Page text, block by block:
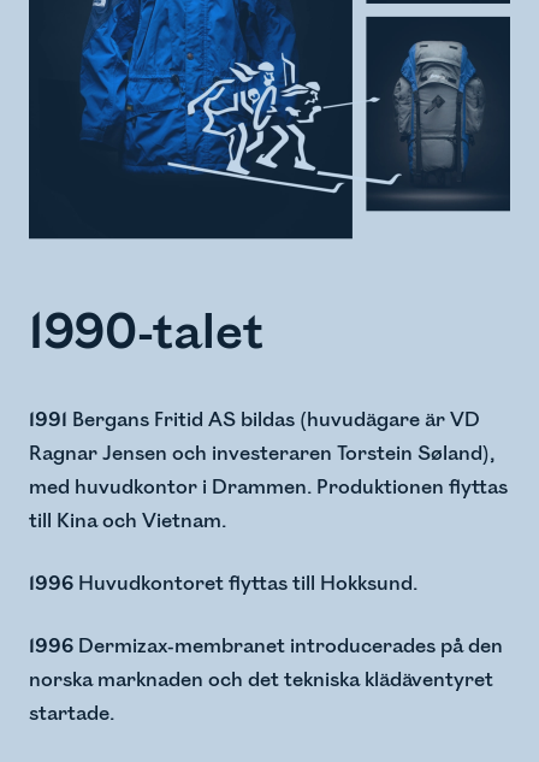
1990-talet
1991 Bergans Fritid AS bildas (huvudägare är VD
Ragnar Jensen och investeraren Torstein Søland),
med huvudkontor i Drammen. Produktionen flyttas
till Kina och Vietnam.
1996 Huvudkontoret flyttas till Hokksund​.
1996 Dermizax-membranet introducerades på den
norska marknaden och det tekniska klädäventyret
startade.​